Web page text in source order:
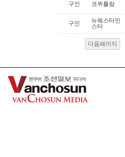
구인 코퀴틀람
구인
뉴웨스터민
스터
다음페이지